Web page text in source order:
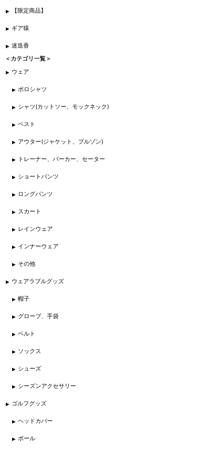
【限定商品】
ギア猿
迷迭香
＜カテゴリ一覧＞
ウェア
ポロシャツ
シャツ(カットソー、モックネック)
ベスト
アウター(ジャケット、ブルゾン)
トレーナー、パーカー、セーター
ショートパンツ
ロングパンツ
スカート
レインウェア
インナーウェア
その他
ウェアラブルグッズ
帽子
グローブ、手袋
ベルト
ソックス
シューズ
シーズンアクセサリー
ゴルフグッズ
ヘッドカバー
ボール